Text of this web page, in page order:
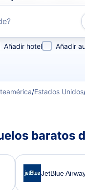
aerolínea, por ciudad o
Añadir hotel Añadir
/Estados Unidos
baratos
JetBlue